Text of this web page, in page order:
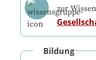
zur
Bildung